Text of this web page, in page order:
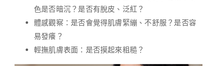
色是否暗沉？是否有脫皮、泛紅？
體感觀察：是否會覺得肌膚緊繃、不舒服？是否容
易發癢？
輕撫肌膚表面：是否摸起來粗糙？